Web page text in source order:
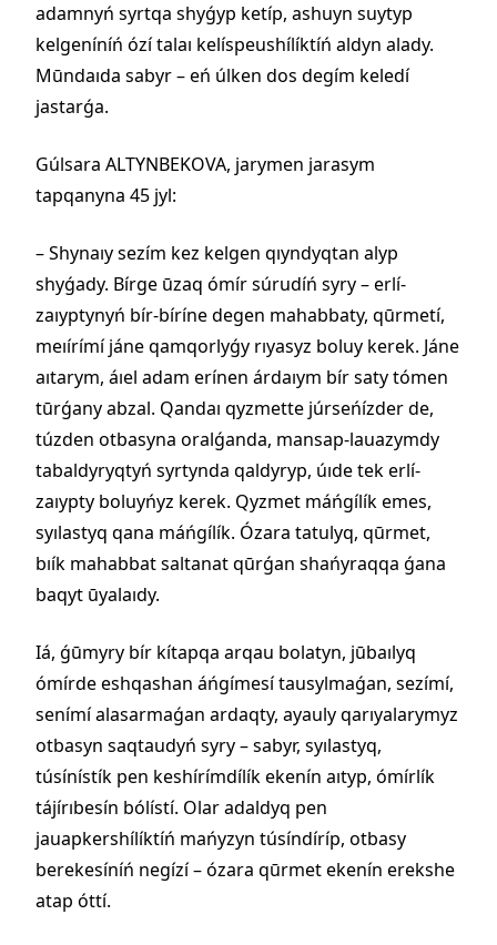
adamnyń syrtqa shyǵyp ketíp, ashuyn suytyp
kelgeníníń ózí talaı kelíspeushílíktíń aldyn alady.
Mūndaıda sabyr – eń úlken dos degím keledí
jastarǵa.
Gúlsara ALTYNBEKOVA, jarymen jarasym
tapqanyna 45 jyl:
– Shynaıy sezím kez kelgen qıyndyqtan alyp
shyǵady. Bírge ūzaq ómír súrudíń syry – erlí-
zaıyptynyń bír-bíríne degen mahabbaty, qūrmetí,
meıírímí jáne qamqorlyǵy rıyasyz boluy kerek. Jáne
aıtarym, áıel adam erínen árdaıym bír saty tómen
tūrǵany abzal. Qandaı qyzmette júrseńízder de,
túzden otbasyna oralǵanda, mansap-lauazymdy
tabaldyryqtyń syrtynda qaldyryp, úıde tek erlí-
zaıypty boluyńyz kerek. Qyzmet máńgílík emes,
syılastyq qana máńgílík. Ózara tatulyq, qūrmet,
bıík mahabbat saltanat qūrǵan shańyraqqa ǵana
baqyt ūyalaıdy.
Iá, ǵūmyry bír kítapqa arqau bolatyn, jūbaılyq
ómírde eshqashan áńgímesí tausylmaǵan, sezímí,
senímí alasarmaǵan ardaqty, ayauly qarıyalarymyz
otbasyn saqtaudyń syry – sabyr, syılastyq,
túsínístík pen keshírímdílík ekenín aıtyp, ómírlík
tájírıbesín bólístí. Olar adaldyq pen
jauapkershílíktíń mańyzyn túsíndíríp, otbasy
berekesíníń negízí – ózara qūrmet ekenín erekshe
atap óttí.